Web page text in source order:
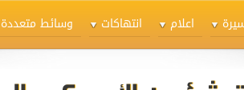
اعلام انتهاكات وسائط متعددة